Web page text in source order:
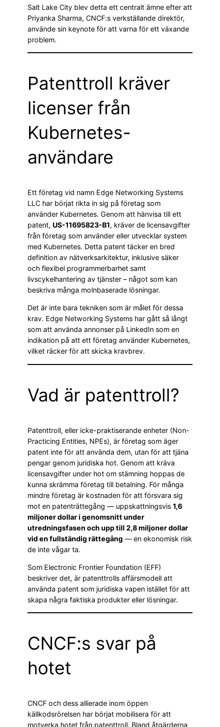
Salt Lake City blev detta ett centralt ämne efter att
Priyanka Sharma, CNCF:s verkställande direktör,
använde sin keynote för att varna för ett växande
problem.
Patenttroll kräver
licenser från
Kubernetes-
användare
Ett företag vid namn Edge Networking Systems
LLC har börjat rikta in sig på företag som
använder Kubernetes. Genom att hänvisa till ett
patent, US-11695823-B1, kräver de licensavgifter
från företag som använder eller utvecklar system
med Kubernetes. Detta patent täcker en bred
definition av nätverksarkitektur, inklusive säker
och flexibel programmerbarhet samt
livscykelhantering av tjänster – något som kan
beskriva många molnbaserade lösningar.
Det är inte bara tekniken som är målet för dessa
krav. Edge Networking Systems har gått så långt
som att använda annonser på LinkedIn som en
indikation på att ett företag använder Kubernetes,
vilket räcker för att skicka kravbrev.
Vad är patenttroll?
Patenttroll, eller icke-praktiserande enheter (Non-
Practicing Entities, NPEs), är företag som äger
patent inte för att använda dem, utan för att tjäna
pengar genom juridiska hot. Genom att kräva
licensavgifter under hot om stämning hoppas de
kunna skrämma företag till betalning. För många
mindre företag är kostnaden för att försvara sig
mot en patenträttegång — uppskattningsvis 1,6
miljoner dollar i genomsnitt under
utredningsfasen och upp till 2,8 miljoner dollar
vid en fullständig rättegång — en ekonomisk risk
de inte vågar ta.
Som Electronic Frontier Foundation (EFF)
beskriver det, är patenttrolls affärsmodell att
använda patent som juridiska vapen istället för att
skapa några faktiska produkter eller lösningar.
CNCF:s svar på
hotet
CNCF och dess allierade inom öppen
källkodsrörelsen har börjat mobilisera för att
motverka hotet från patenttroll. Bland åtgärderna